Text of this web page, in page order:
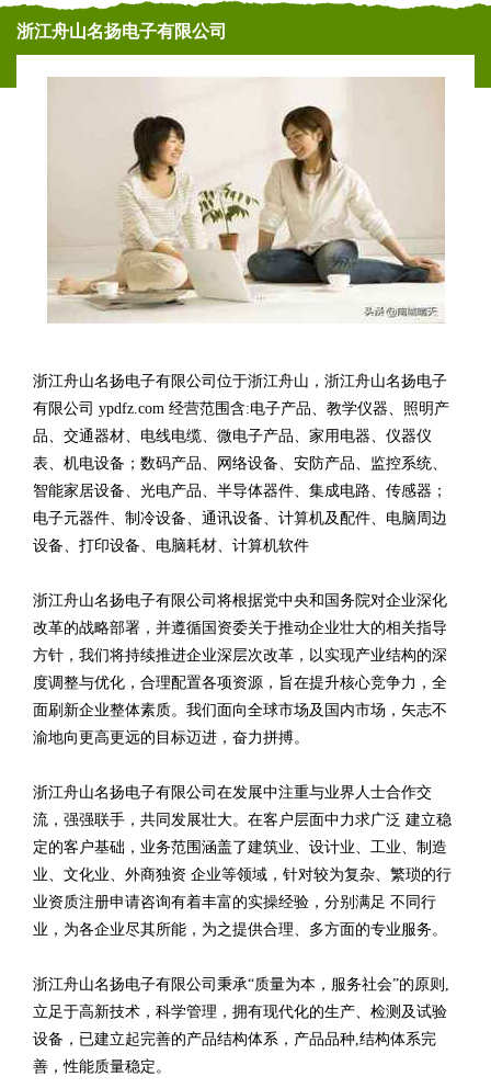
浙江舟山名扬电子有限公司
浙江舟山名扬电子有限公司位于浙江舟山，浙江舟山名扬电子
有限公司 ypdfz.com 经营范围含:电子产品、教学仪器、照明产
品、交通器材、电线电缆、微电子产品、家用电器、仪器仪
表、机电设备；数码产品、网络设备、安防产品、监控系统、
智能家居设备、光电产品、半导体器件、集成电路、传感器；
电子元器件、制冷设备、通讯设备、计算机及配件、电脑周边
设备、打印设备、电脑耗材、计算机软件
浙江舟山名扬电子有限公司将根据党中央和国务院对企业深化
改革的战略部署，并遵循国资委关于推动企业壮大的相关指导
方针，我们将持续推进企业深层次改革，以实现产业结构的深
度调整与优化，合理配置各项资源，旨在提升核心竞争力，全
面刷新企业整体素质。我们面向全球市场及国内市场，矢志不
渝地向更高更远的目标迈进，奋力拼搏。
浙江舟山名扬电子有限公司在发展中注重与业界人士合作交
流，强强联手，共同发展壮大。在客户层面中力求广泛 建立稳
定的客户基础，业务范围涵盖了建筑业、设计业、工业、制造
业、文化业、外商独资 企业等领域，针对较为复杂、繁琐的行
业资质注册申请咨询有着丰富的实操经验，分别满足 不同行
业，为各企业尽其所能，为之提供合理、多方面的专业服务。
浙江舟山名扬电子有限公司秉承“质量为本，服务社会”的原则,
立足于高新技术，科学管理，拥有现代化的生产、检测及试验
设备，已建立起完善的产品结构体系，产品品种,结构体系完
善，性能质量稳定。